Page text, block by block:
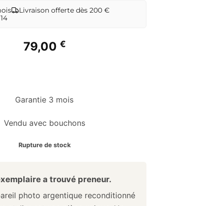
Livraison offerte dès 200 €
79,00 €
Garantie 3 mois
Vendu avec bouchons
Rupture de stock
a trouvé preneur.
photo argentique reconditionné